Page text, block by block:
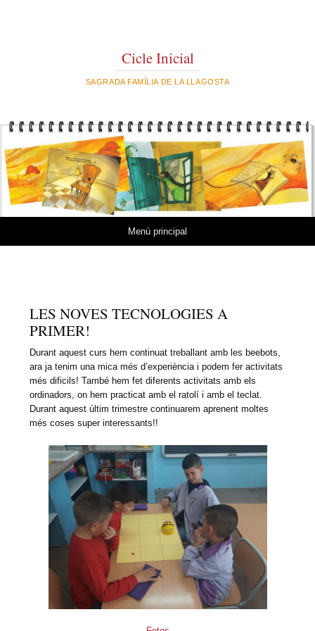
Cicle Inicial
SAGRADA FAMÍLIA DE LA LLAGOSTA
Menú principal
LES NOVES TECNOLOGIES A
PRIMER!
Durant aquest curs hem continuat treballant amb les beebots,
ara ja tenim una mica més d’experiència i podem fer activitats
més dificils! També hem fet diferents activitats amb els
ordinadors, on hem practicat amb el ratolí i amb el teclat.
Durant aquest últim trimestre continuarem aprenent moltes
més coses super interessants!!